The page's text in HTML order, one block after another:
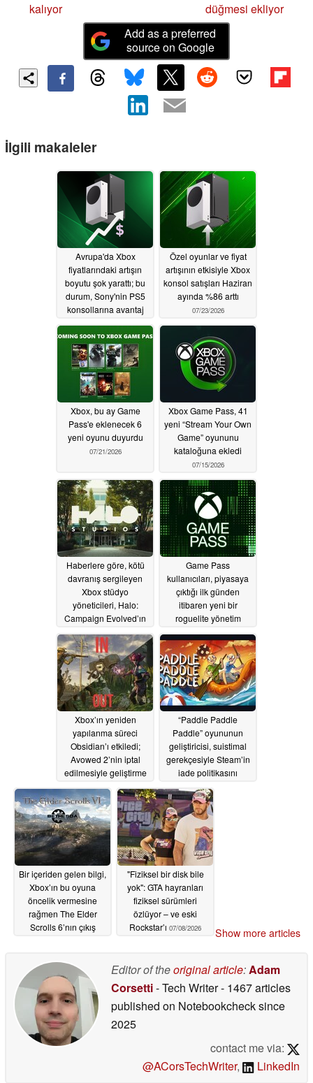
kalıyor
düğmesi ekliyor
Add as a preferred
source on Google
İlgili makaleler
Avrupa'da Xbox
fiyatlarındaki artışın
boyutu şok yarattı; bu
durum, Sony'nin PS5
konsollarına avantaj
08/02/2026
Özel oyunlar ve fiyat
artışının etkisiyle Xbox
konsol satışları Haziran
ayında %86 arttı
07/23/2026
Xbox, bu ay Game
Pass'e eklenecek 6
yeni oyunu duyurdu
07/21/2026
Xbox Game Pass, 41
yeni “Stream Your Own
Game” oyununu
kataloğuna ekledi
07/15/2026
Haberlere göre, kötü
davranış sergileyen
Xbox stüdyo
yöneticileri, Halo:
Campaign Evolved’ın
yavaşlattı07/12/2026
Game Pass
kullanıcıları, piyasaya
çıktığı ilk günden
itibaren yeni bir
roguelite yönetim
07/11/2026
Xbox’ın yeniden
yapılanma süreci
Obsidian’ı etkiledi;
Avowed 2’nin iptal
edilmesiyle geliştirme
Fallout oyununa
kaydırıldı07/09/2026
“Paddle Paddle
Paddle” oyununun
geliştiricisi, suistimal
gerekçesiyle Steam’in
iade politikasını
07/09/2026
Bir içeriden gelen bilgi,
Xbox’ın bu oyuna
öncelik vermesine
rağmen The Elder
Scrolls 6’nın çıkış
"Fiziksel bir disk bile
yok": GTA hayranları
fiziksel sürümleri
özlüyor – ve eski
Rockstar’ı 07/08/2026 Show more articles
Editor of theoriginal article:Adam
Corsetti- Tech Writer- 1467 articles
published on Notebookchecksince
2025
contact me via:
@ACorsTechWriter, LinkedIn